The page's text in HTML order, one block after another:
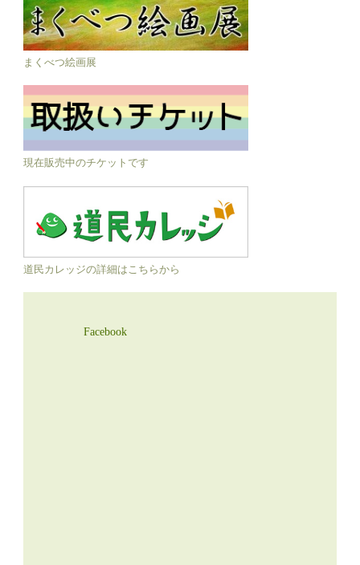
まくべつ絵画展
現在販売中のチケットです
道民カレッジの詳細はこちらから
Facebook